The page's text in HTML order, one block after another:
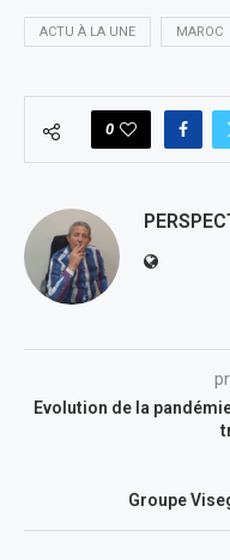
ACTU À LA UNE MAROC
0
Evolution de la
Groupe